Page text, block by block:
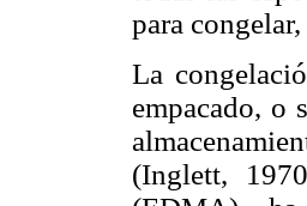
para
La
empacado, o
(Inglett,